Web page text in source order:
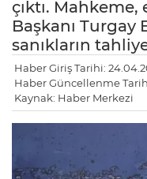
çıktı.
Başkanı
sanıkların
Haber Giriş Tarihi:
Haber Güncellenme
Kaynak: Haber Merkezi